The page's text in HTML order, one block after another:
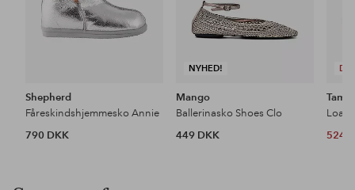
Shepherd
Fåreskindshjemmesko Annie
790 DKK
NYHED!
Mango
Ballerinasko Shoes Clo
449 DKK
524